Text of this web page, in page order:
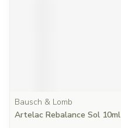
Bausch & Lomb
Artelac Rebalance Sol 10ml